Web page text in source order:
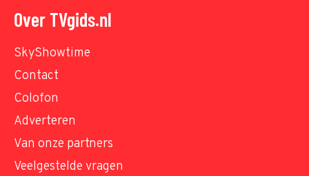
Over TVgids.nl
SkyShowtime
Contact
Colofon
Adverteren
Van onze partners
Veelgestelde vragen